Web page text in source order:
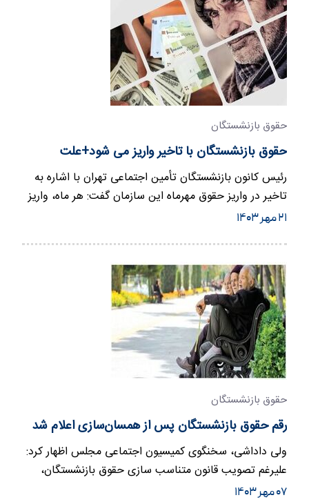
حقوق بازنشستگان
حقوق بازنشستگان با تاخیر واریز می شود+علت
رئیس کانون بازنشستگان تأمین اجتماعی تهران با اشاره به
تاخیر در واریز حقوق مهرماه این سازمان گفت: هر ماه، واریز
حقوق…
۲۱ مهر ۱۴۰۳
حقوق بازنشستگان
رقم حقوق بازنشستگان پس از همسان‌سازی اعلام شد
ولی داداشی، سخنگوی کمیسیون اجتماعی مجلس اظهار کرد:
علیرغم تصویب قانون متناسب سازی حقوق بازنشستگان،
بازنشستگان هنوز از…
۰۷ مهر ۱۴۰۳